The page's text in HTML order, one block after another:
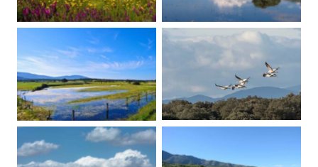
Javier Lumeras Javier Lumeras